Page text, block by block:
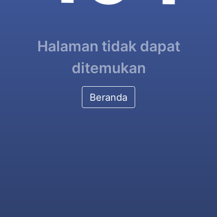
Halaman tidak dapat
ditemukan
Beranda